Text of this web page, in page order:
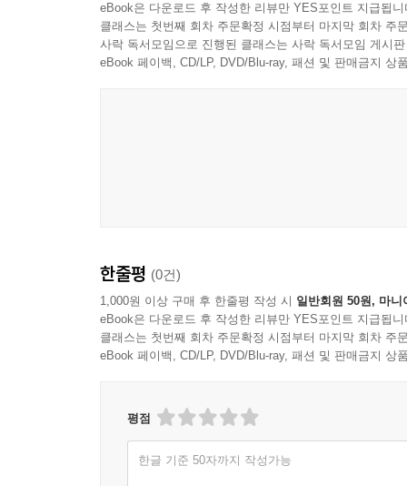
세네카가 『분노에 대하여』를 남긴 지 2,000여
(간헐적 폭발성 장애)’라는 심리학 용어가 일상에
이야기하는 분노의 실체, 분노가 개인과 사회에
밀치는 사람, 뒤에서 험담을 하는 직장 동료, 일
지르고, 발을 구르며 화가 나서 어쩔 줄 몰라 한
안절부절못한다. 하지만 우리 대부분은 안다. 며
천박한 말과 경솔한 행동에 부끄러움을 느끼게
“우리 모두는 악한 사람들 사이에 살고 있는 한 명
스스로 분노의 희생자가 된 고대 철학자가 현대인
마음의 분노를 다스리는 실천적 방법
eBook은 다운로드 후 작성한 리뷰만 YES포인트 지급됩니
클래스는 첫번째 회차 주문확정 시점부터 마지막 회차 주
사락 독서모임으로 진행된 클래스는 사락 독서모임 게시
eBook 페이백, CD/LP, DVD/Blu-ray, 패션 및 판매금지 상
한줄평 (0건)
1,000원 이상 구매 후 한줄평 작성 시 일반회원 50원, 마니
eBook은 다운로드 후 작성한 리뷰만 YES포인트 지급됩니
클래스는 첫번째 회차 주문확정 시점부터 마지막 회차 주
eBook 페이백, CD/LP, DVD/Blu-ray, 패션 및 판매금지 상
평점
한글 기준 50자까지 작성가능